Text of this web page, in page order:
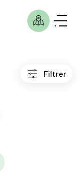
Filtrer